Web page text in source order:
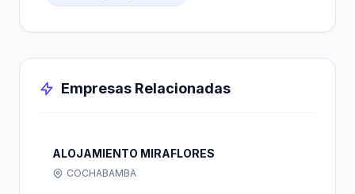
Empresas Relacionadas
ALOJAMIENTO MIRAFLORES
COCHABAMBA